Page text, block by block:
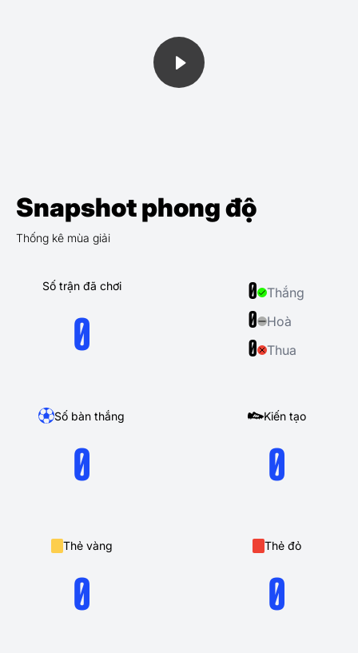
Snapshot phong độ
Thống kê mùa giải
Số trận đã chơi
0
Số bàn thắng
0
Kiến tạo
0
Thẻ vàng
0
Thẻ đỏ
0
0 Thắng
0 Hoà
0 Thua